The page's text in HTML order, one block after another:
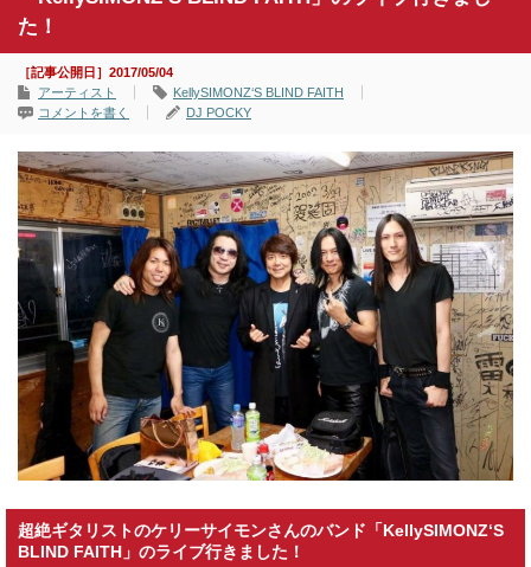
た！
［記事公開日］2017/05/04
アーティスト
KellySIMONZ‘S BLIND FAITH
コメントを書く
DJ POCKY
超絶ギタリストのケリーサイモンさんのバンド「KellySIMONZ‘S
BLIND FAITH」のライブ行きました！